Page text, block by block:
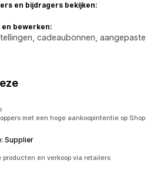
en bijdragers bekijken:
bewerken:
cadeaubonnen, aangepaste
met een hoge aankoopintentie op Shop
Supplier
en verkoop via retailers